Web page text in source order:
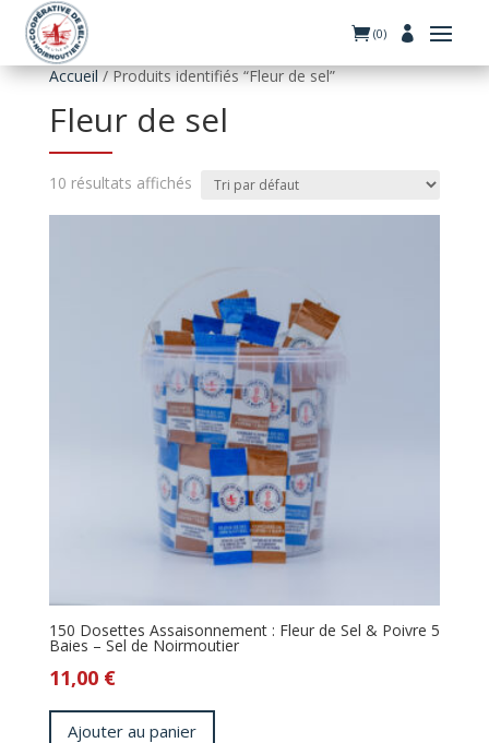
(0)
Accueil/ Produits identifiés “Fleur de sel”
Fleur de sel
10 résultats affichés
150 Dosettes Assaisonnement : Fleur de Sel & Poivre 5
Baies – Sel de Noirmoutier
11,00 €
Ajouter au panier